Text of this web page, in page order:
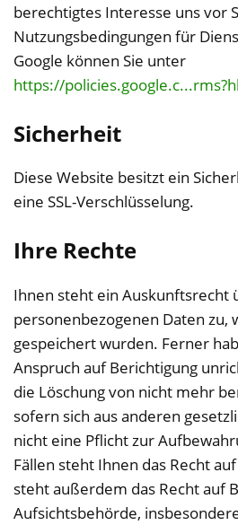
berechtigtes Interesse uns vor
Nutzungsbedingungen für
Google können Sie unter
https://
Sicherheit
Diese Website besitzt ein
eine SSL-Verschlüsselung.
Ihre Rechte
Ihnen steht ein Auskunftsrecht
personenbezogenen Daten zu,
gespeichert wurden. Ferner
Anspruch auf Berichtigung
die Löschung von nicht mehr
sofern sich aus anderen
nicht eine Pflicht zur
Fällen steht Ihnen das Recht
steht außerdem das Recht auf
Aufsichtsbehörde,